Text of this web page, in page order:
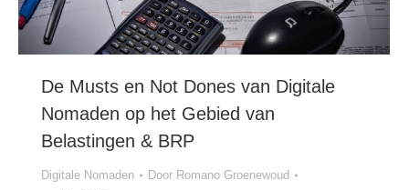
De Musts en Not Dones van Digitale
Nomaden op het Gebied van
Belastingen & BRP
Digitale Nomaden Door Romano Groenewoud